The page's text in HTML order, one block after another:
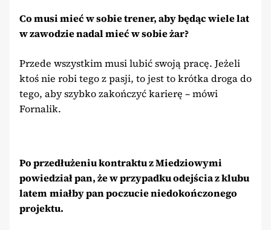
Co musi mieć w sobie trener, aby będąc wiele lat
w zawodzie nadal mieć w sobie żar?
Przede wszystkim musi lubić swoją pracę. Jeżeli
ktoś nie robi tego z pasji, to jest to krótka droga do
tego, aby szybko zakończyć karierę – mówi
Fornalik.
Po przedłużeniu kontraktu z Miedziowymi
powiedział pan, że w przypadku odejścia z klubu
latemmiałby pan poczucie niedokończonego
projektu.